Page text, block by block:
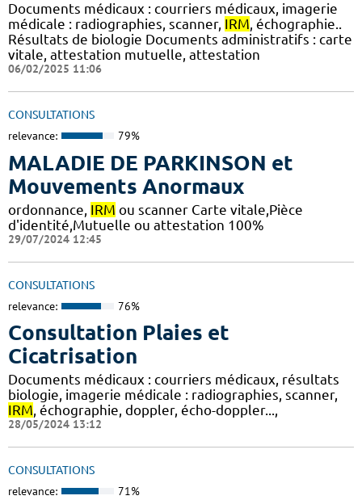
Documents médicaux : courriers médicaux, imagerie
médicale : radiographies, scanner, IRM, échographie..
Résultats de biologie Documents administratifs : carte
vitale, attestation mutuelle, attestation
06/02/2025 11:06
CONSULTATIONS
relevance: 79%
MALADIE DE PARKINSON et
Mouvements Anormaux
ordonnance, IRM ou scanner Carte vitale,Pièce
d'identité,Mutuelle ou attestation 100%
29/07/2024 12:45
CONSULTATIONS
relevance: 76%
Consultation Plaies et
Cicatrisation
Documents médicaux : courriers médicaux, résultats
biologie, imagerie médicale : radiographies, scanner,
IRM, échographie, doppler, écho-doppler...,
28/05/2024 13:12
CONSULTATIONS
relevance: 71%